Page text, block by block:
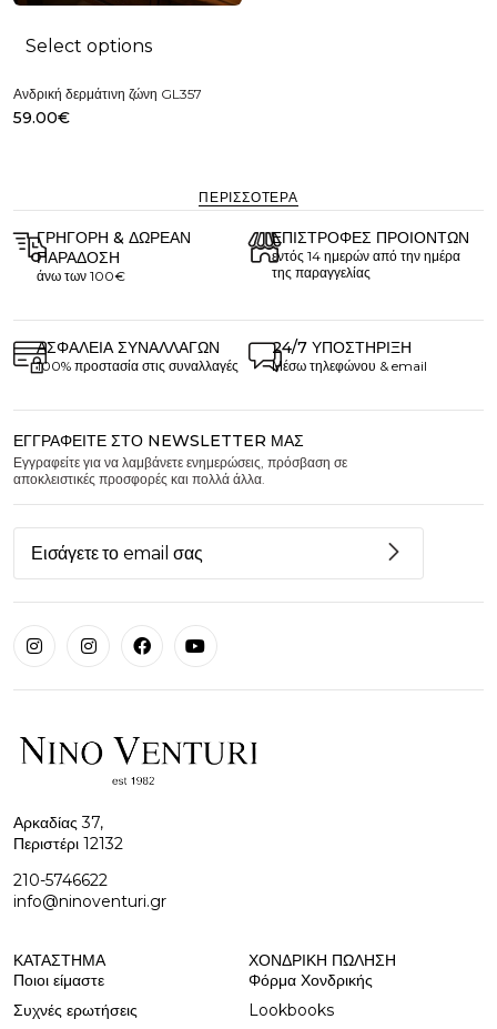
Select options
Ανδρική δερμάτινη ζώνη GL357
59.00€
ΠΕΡΙΣΣΌΤΕΡΑ
ΓΡΉΓΟΡΗ & ΔΩΡΕΆΝ
ΠΑΡΆΔΟΣΗ
άνω των 100€
ΕΠΙΣΤΡΟΦΈΣ ΠΡΟΙΌΝΤΩΝ
εντός 14 ημερών από την ημέρα
της παραγγελίας
ΑΣΦΆΛΕΙΑ ΣΥΝΑΛΛΑΓΏΝ
100% προστασία στις συναλλαγές
24/7 ΥΠΟΣΤΉΡΙΞΗ
Μέσω τηλεφώνου & email
ΕΓΓΡΑΦΕΊΤΕ ΣΤΟ NEWSLETTER ΜΑΣ
Εγγραφείτε για να λαμβάνετε ενημερώσεις, πρόσβαση σε
αποκλειστικές προσφορές και πολλά άλλα.
Αρκαδίας 37,
Περιστέρι 12132
210-5746622
info@ninoventuri.gr
ΚΑΤΆΣΤΗΜΑ
Ποιοι είμαστε
Συχνές ερωτήσεις
ΧΟΝΔΡΙΚΉ ΠΩΛΗΣΗ
Φόρμα Χονδρικής
Lookbooks